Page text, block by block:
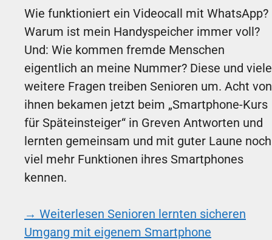
Wie funktioniert ein Videocall mit WhatsApp?
Warum ist mein Handyspeicher immer voll?
Und: Wie kommen fremde Menschen
eigentlich an meine Nummer? Diese und viele
weitere Fragen treiben Senioren um. Acht von
ihnen bekamen jetzt beim „Smartphone-Kurs
für Späteinsteiger“ in Greven Antworten und
lernten gemeinsam und mit guter Laune noch
viel mehr Funktionen ihres Smartphones
kennen.
→ Weiterlesen Senioren lernten sicheren
Umgang mit eigenem Smartphone